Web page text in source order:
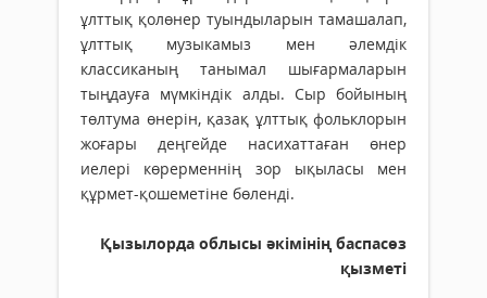
ұлттық қолөнер туындыларын тамашалап,
ұлттық музыкамыз мен әлемдік
классиканың танымал шығармаларын
тыңдауға мүмкіндік алды. Сыр бойының
төлтума өнерін, қазақ ұлттық фольклорын
жоғары деңгейде насихаттаған өнер
иелері көрерменнің зор ықыласы мен
құрмет-қошеметіне бөленді.
Қызылорда облысы әкімінің баспасөз
қызметі